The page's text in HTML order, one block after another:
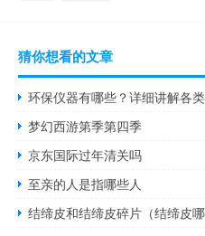
猜你想看的文章
环保仪器有哪些？详细讲解各
梦幻西游第季第四季
京东国际过年清关吗
至亲的人是指哪些人
结缔皮和结缔皮碎片（结缔皮哪